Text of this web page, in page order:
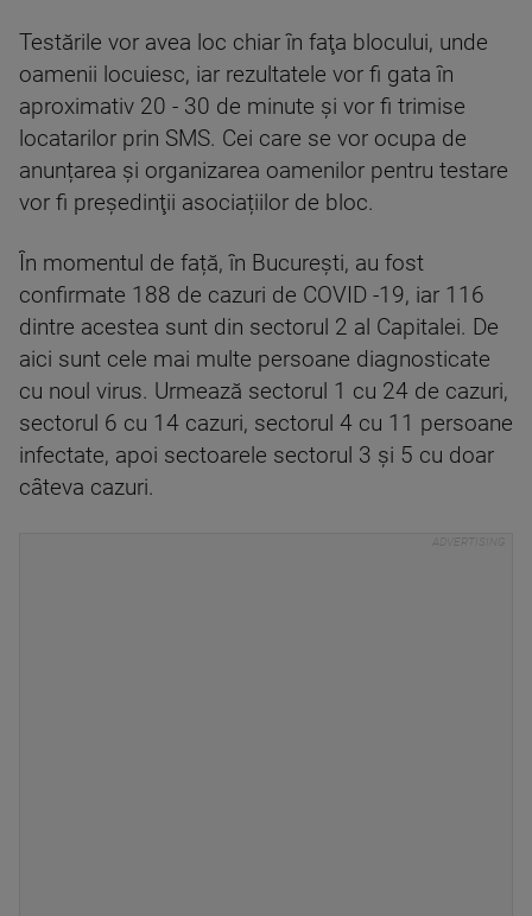
Testările vor avea loc chiar în faţa blocului, unde
oamenii locuiesc, iar rezultatele vor fi gata în
aproximativ 20 - 30 de minute și vor fi trimise
locatarilor prin SMS. Cei care se vor ocupa de
anunțarea și organizarea oamenilor pentru testare
vor fi preşedinţii asociațiilor de bloc.
În momentul de față, în București, au fost
confirmate 188 de cazuri de COVID -19, iar 116
dintre acestea sunt din sectorul 2 al Capitalei. De
aici sunt cele mai multe persoane diagnosticate
cu noul virus. Urmează sectorul 1 cu 24 de cazuri,
sectorul 6 cu 14 cazuri, sectorul 4 cu 11 persoane
infectate, apoi sectoarele sectorul 3 și 5 cu doar
câteva cazuri.